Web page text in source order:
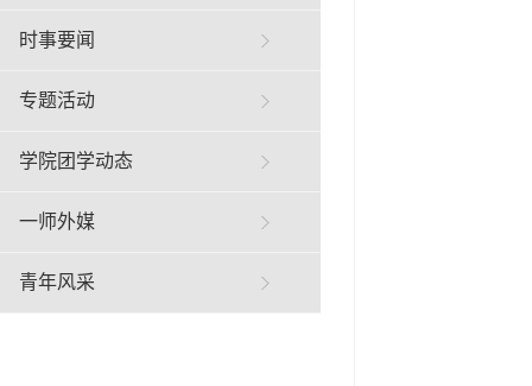
时事要闻
专题活动
学院团学动态
一师外媒
青年风采